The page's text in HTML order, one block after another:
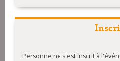
Personne ne s'est inscrit à